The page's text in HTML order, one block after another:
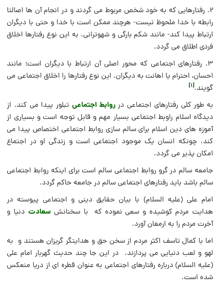
2. رفتارهايى كه به خود شخص مربوط مى ‏گردند و در انجام آن ها اصالتا
رابطه با خدا ملحوظ نيست- هرچند ممكن است با خدا و حتى با ديگران
ارتباط پيدا كند- مانند شكم ‏بارگى و شهوت‏رانى. به این نوع رفتارها اخلاق
فردی اطلاق می گردد.
3. رفتارهای اجتماعی‏ كه محور اصلى آن ارتباط با ديگران است؛ مانند
احسان، احترام يا اهانت به ديگران. این نوع رفتارها را اخلاق اجتماعی می
گویند.[1]
به طور کلی رفتارهای اجتماعی درروابط اجتماعی تبلور پیدا می کند. از
دیدگاه اسلام راوبط اجتماعی بسیار مهم و قابل توجه است و بسیاری از
آموزه های دین اسلام برای سالم سازی روابط اجتماعی اختصاص پیدا می
کند. چونکه انسان یک موجود اجتماعی است و زندگی او در اجتماع
امکان پذیر می گردد.
جامعه سالم در گرو روابط اجتماعی سالم است برای اینکه روابط اجتماعی
سالم باشد باید رفتارهای اجتماعی سالم در جامعه حاکم گردد.
امام علی (علیه‌ السلام) با بیان حقایق دینی و اجتماعی پیوسته در
هدایت مردم کوشیده و سعی نموده که با سخنانش سعادت دنیا و
آخرت مردم را به ارمغان آورد.
اما با کمال تاسف اکثر مردم از سخن حق و هدایتگر گریزان هستند و به
لهو و لعب دنیایی می پردازند. در این جا چند حدیث گهربار امام علی
(علیه السلام) درباره رفتارهای اجتماعی به عنوان قطره ای از دریا منعکس
شده است.